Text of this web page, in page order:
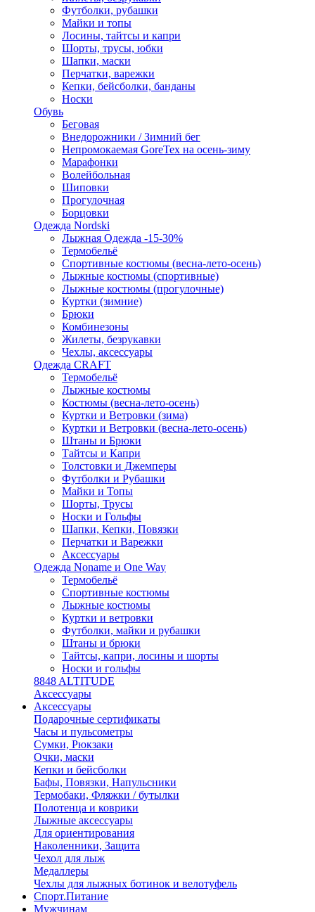
Футболки, рубашки
Майки и топы
Лосины, тайтсы и капри
Шорты, трусы, юбки
Шапки, маски
Перчатки, варежки
Кепки, бейсболки, банданы
Носки
Обувь
Беговая
Внедорожники / Зимний бег
Непромокаемая GoreTex на осень-зиму
Марафонки
Волейбольная
Шиповки
Прогулочная
Борцовки
Одежда Nordski
Лыжная Одежда -15-30%
Термобельё
Спортивные костюмы (весна-лето-осень)
Лыжные костюмы (спортивные)
Лыжные костюмы (прогулочные)
Куртки (зимние)
Брюки
Комбинезоны
Жилеты, безрукавки
Чехлы, аксессуары
Одежда CRAFT
Термобельё
Лыжные костюмы
Костюмы (весна-лето-осень)
Куртки и Ветровки (зима)
Куртки и Ветровки (весна-лето-осень)
Штаны и Брюки
Тайтсы и Капри
Толстовки и Джемперы
Футболки и Рубашки
Майки и Топы
Шорты, Трусы
Носки и Гольфы
Шапки, Кепки, Повязки
Перчатки и Варежки
Аксессуары
Одежда Noname и One Way
Термобельё
Спортивные костюмы
Лыжные костюмы
Куртки и ветровки
Футболки, майки и рубашки
Штаны и брюки
Тайтсы, капри, лосины и шорты
Носки и гольфы
8848 ALTITUDE
Аксессуары
Аксессуары
Подарочные сертификаты
Часы и пульсометры
Сумки, Рюкзаки
Очки, маски
Кепки и бейсболки
Бафы, Повязки, Напульсники
Термобаки, Фляжки / бутылки
Полотенца и коврики
Лыжные аксессуары
Для ориентирования
Наколенники, Защита
Чехол для лыж
Медаллеры
Чехлы для лыжных ботинок и велотуфель
Спорт.Питание
Мужчинам